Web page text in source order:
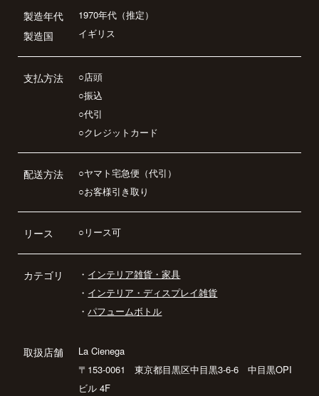
製造年代
製造国
1970年代（推定）
イギリス
支払方法
○店頭
○振込
○代引
○クレジットカード
配送方法
○ヤマト宅急便（代引）
○お客様引き取り
リース ○リース可
カテゴリ ・ インテリア雑貨・家具
・ インテリア・ディスプレイ雑貨
・パフュームボトル
取扱店舗
La Cienega
〒153-0061 東京都目黒区中目黒3-6-6 中目黒OPI
ビル 4F